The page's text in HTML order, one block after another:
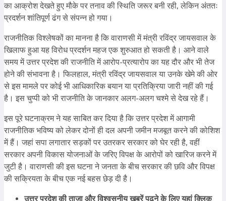
का आक्रोश देखते हुए मौके पर तनाव की स्थिति जरूर बनी रही, लेकिन अंततः
प्रदर्शन शांतिपूर्ण ढंग से संपन्न हो गया।
राजनीतिक विश्लेषकों का मानना है कि वाराणसी में मंत्री रविंद्र जायसवाल के
खिलाफ हुआ यह विरोध प्रदर्शन महज एक शुरुआत हो सकती है। आने वाले
समय में उत्तर प्रदेश की राजनीति में आरोप-प्रत्यारोप का यह दौर और भी तेज
होने की संभावना है। फिलहाल, मंत्री रविंद्र जायसवाल या उनके खेमे की ओर
से इस मामले पर कोई भी आधिकारिक बयान या प्रतिक्रिया जारी नहीं की गई
है। इस चुप्पी को भी राजनीति के जानकार अलग-अलग चश्मे से देख रहे हैं।
इस पूरे घटनाक्रम ने यह साबित कर दिया है कि उत्तर प्रदेश में आगामी
राजनीतिक भविष्य को लेकर दोनों ही दल अपनी जमीन मजबूत करने की कोशिश
में हैं। जहां सपा लगातार सड़कों पर उतरकर सरकार को घेर रही है, वहीं
सरकार अपनी विकास योजनाओं के जरिए विपक्ष के आरोपों को खारिज करने में
जुटी है। वाराणसी की इस घटना ने जनता के बीच सरकार की छवि और विपक्ष
की सक्रियता के बीच एक नई बहस छेड़ दी है।
उत्तर प्रदेश की ताजा और विश्वसनीय खबरें पढ़ने के लिए यहां क्लिक